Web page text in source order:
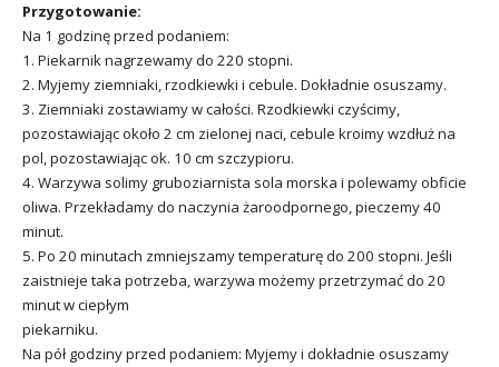
Przygotowanie:
Na 1 godzinę przed podaniem:
1. Piekarnik nagrzewamy do 220 stopni.
2. Myjemy ziemniaki, rzodkiewki i cebule. Dokładnie osuszamy.
3. Ziemniaki zostawiamy w całości. Rzodkiewki czyścimy,
pozostawiając około 2 cm zielonej naci, cebule kroimy wzdłuż na
pol, pozostawiając ok. 10 cm szczypioru.
4. Warzywa solimy gruboziarnista sola morska i polewamy obficie
oliwa. Przekładamy do naczynia żaroodpornego, pieczemy 40
minut.
5. Po 20 minutach zmniejszamy temperaturę do 200 stopni. Jeśli
zaistnieje taka potrzeba, warzywa możemy przetrzymać do 20
minut w ciepłym
piekarniku.
Na pół godziny przed podaniem: Myjemy i dokładnie osuszamy